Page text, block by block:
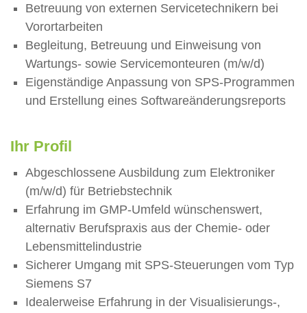
Betreuung von externen Servicetechnikern bei
Vorortarbeiten
Begleitung, Betreuung und Einweisung von
Wartungs- sowie Servicemonteuren (m/w/d)
Eigenständige Anpassung von SPS-Programmen
und Erstellung eines Softwareänderungsreports
Ihr Profil
Abgeschlossene Ausbildung zum Elektroniker
(m/w/d) für Betriebstechnik
Erfahrung im GMP-Umfeld wünschenswert,
alternativ Berufspraxis aus der Chemie- oder
Lebensmittelindustrie
Sicherer Umgang mit SPS-Steuerungen vom Typ
Siemens S7
Idealerweise Erfahrung in der Visualisierungs-,